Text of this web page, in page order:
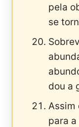
pela
se
dou a
Assim
para